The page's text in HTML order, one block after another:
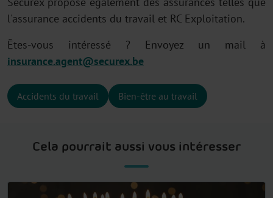
l'assurance accidents du travail et RC Exploitation.
Êtes-vous intéressé ? Envoyez un mail à
insurance.agent@securex.be
Accidents du travail Bien-être au travail
Cela pourrait aussi vous intéresser